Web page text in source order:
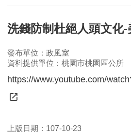
公
路
線
市
民
尋
洗錢防制杜絕人頭文化
發布單位：政風室
資料提供單位：桃園市桃園區公所
https://www.youtube.com/
上版日期：107-10-23